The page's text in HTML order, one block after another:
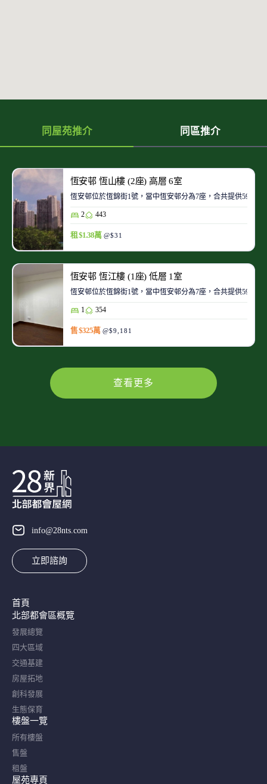
同屋苑推介 同區推介
恆安邨 恆山樓 (2座) 高層 6室
恆安邨位於恆錦街1號，當中恆安邨分為7座，合共提供5936
2 443
租 $1.38萬 @$31
恆安邨 恆江樓 (1座) 低層 1室
恆安邨位於恆錦街1號，當中恆安邨分為7座，合共提供5936
1 354
售 $325萬 @$9,181
查看更多
info@28nts.com
立即諮詢
首頁
北部都會區概覽​
發展總覽
四大區域
交通基建
房屋拓地
創科發展
生態保育
樓盤一覽
所有樓盤
售盤
租盤
屋苑專頁